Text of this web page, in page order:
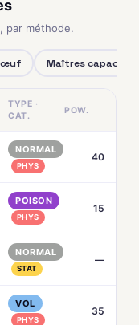
par méthode.
œuf Maîtres capacités
TYPE ·
CAT.
POW.
NORMAL
PHYS
40
POISON
PHYS
15
NORMAL
STAT
—
VOL
PHYS
35